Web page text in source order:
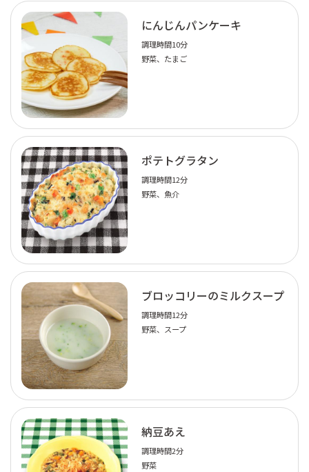
にんじんパンケーキ
調理時間10分
野菜、たまご
ポテトグラタン
調理時間12分
野菜、魚介
ブロッコリーのミルクスープ
調理時間12分
野菜、スープ
納豆あえ
調理時間2分
野菜